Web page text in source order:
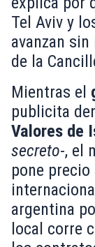
Tel Aviv y
avanzan
de la
Mientras el
publicita
Valores de
secreto-, el
pone
argentina
local corre